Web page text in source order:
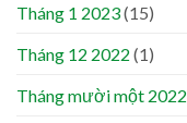
Tháng 1 2023(15)
Tháng 12 2022 (1)
Tháng mười một 2022